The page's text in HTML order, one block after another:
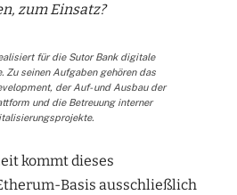
zum Einsatz?
für die Sutor Bank digitale
Zu seinen Aufgaben gehören das
der Auf- und Ausbau der
und die Betreuung interner
kommt dieses
Basis ausschließlich